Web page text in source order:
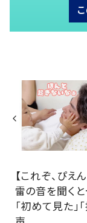
【これぞ、ぴえ
雷の音を聞く
「初めて見た」